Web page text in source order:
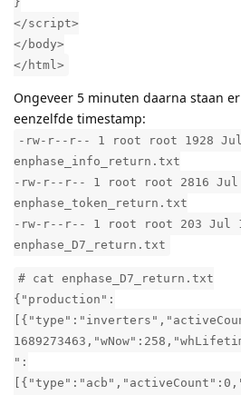
</script>
</body>
</html>
Ongeveer 5 minuten daarna staan
eenzelfde timestamp:
-rw-r--r-- 1 root root 1928 Jul
enphase_info_return.txt
-rw-r--r-- 1 root root 2816 Jul
enphase_token_return.txt
-rw-r--r-- 1 root root 203 Jul
enphase_D7_return.txt
# cat enphase_D7_return.txt
{"production":
":